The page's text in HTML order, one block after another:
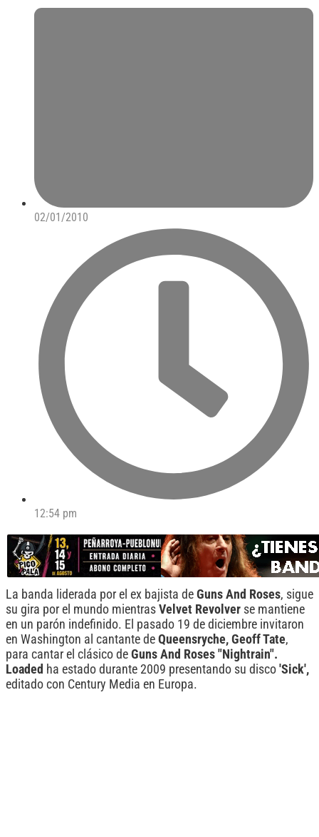
02/01/2010
12:54 pm
La banda liderada por el ex bajista de Guns And Roses, sigue
su gira por el mundo mientras Velvet Revolver se mantiene
en un parón indefinido. El pasado 19 de diciembre invitaron
en Washington al cantante de Queensryche, Geoff Tate,
para cantar el clásico de Guns And Roses "Nightrain".
Loaded ha estado durante 2009 presentando su disco 'Sick',
editado con Century Media en Europa.